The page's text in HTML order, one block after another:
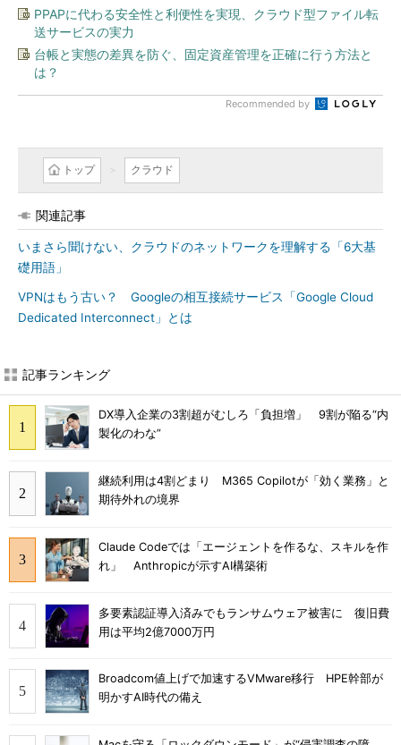
PPAPに代わる安全性と利便性を実現、クラウド型ファイル転
送サービスの実力
台帳と実態の差異を防ぐ、固定資産管理を正確に行う方法と
は？
Recommended by
トップ クラウド
関連記事
いまさら聞けない、クラウドのネットワークを理解する「6大基
礎用語」
VPNはもう古い？ Googleの相互接続サービス「Google Cloud
Dedicated Interconnect」とは
記事ランキング
DX導入企業の3割超がむしろ「負担増」 9割が陥る“内
製化のわな”
継続利用は4割どまり M365 Copilotが「効く業務」と
期待外れの境界
Claude Codeでは「エージェントを作るな、スキルを作
れ」 Anthropicが示すAI構築術
多要素認証導入済みでもランサムウェア被害に 復旧費
用は平均2億7000万円
Broadcom値上げで加速するVMware移行 HPE幹部が
明かすAI時代の備え